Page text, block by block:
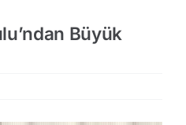
Büyük